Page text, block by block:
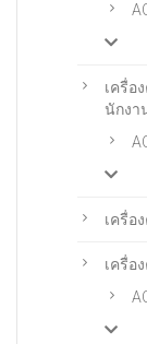
เครื่อ
นักงา
เครื่อ
เครื่อ